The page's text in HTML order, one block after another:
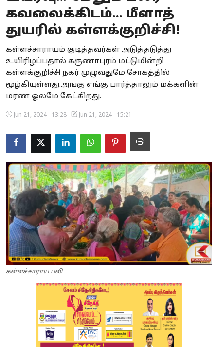
Business
Crime
Tamilnadu
National
World
Spirituality
Weather
Politics
கவலைக்கிடம்... மீளாத்
துயரில் கள்ளக்குறிச்சி!
கள்ளச்சாராயம் குடித்தவர்கள் அடுத்தடுத்து
உயிரிழப்பதால் கருணாபுரம் மட்டுமின்றி
கள்ளக்குறிச்சி நகர் முழுவதுமே சோகத்தில்
மூழ்கியுள்ளது.அங்கு எங்கு பார்த்தாலும் மக்களின்
மரண ஓலமே கேட்கிறது.
Jun 21, 2024 - 13:28 Jun 21, 2024 - 15:21
கள்ளச்சாராய பலி